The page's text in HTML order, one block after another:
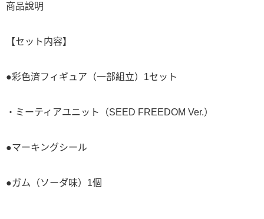
商品說明
【セット内容】
●彩色済フィギュア（一部組立）1セット
・ミーティアユニット（SEED FREEDOM Ver.）
●マーキングシール
●ガム（ソーダ味）1個